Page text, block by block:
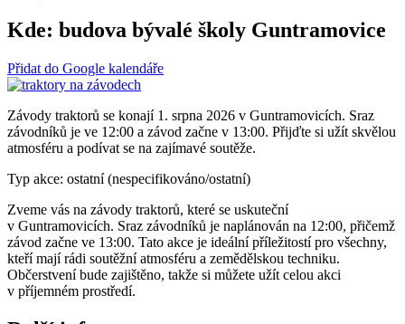
Kde: budova bývalé školy Guntramovice
Přidat do Google kalendáře
Závody traktorů se konají 1. srpna 2026 v Guntramovicích. Sraz
závodníků je ve 12:00 a závod začne v 13:00. Přijďte si užít skvělou
atmosféru a podívat se na zajímavé soutěže.
Typ akce: ostatní (nespecifikováno/ostatní)
Zveme vás na závody traktorů, které se uskuteční
v Guntramovicích. Sraz závodníků je naplánován na 12:00, přičemž
závod začne ve 13:00. Tato akce je ideální příležitostí pro všechny,
kteří mají rádi soutěžní atmosféru a zemědělskou techniku.
Občerstvení bude zajištěno, takže si můžete užít celou akci
v příjemném prostředí.